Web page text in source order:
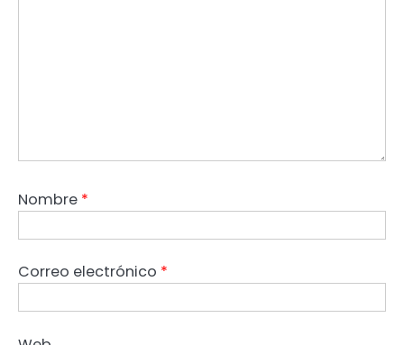
Nombre *
Correo electrónico *